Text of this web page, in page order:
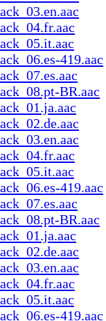
419.aac
BR.aac
419.aac
BR.aac
419.aac